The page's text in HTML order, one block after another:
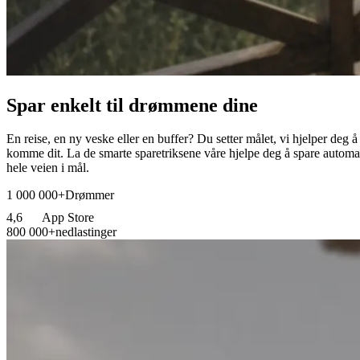
Spar enkelt til drømmene dine
En reise, en ny veske eller en buffer? Du setter målet, vi hjelper deg å
komme dit. La de smarte sparetriksene våre hjelpe deg å spare
hele veien i mål.
1 000 000+Drømmer
4,6
App Store
800 000+nedlastinger